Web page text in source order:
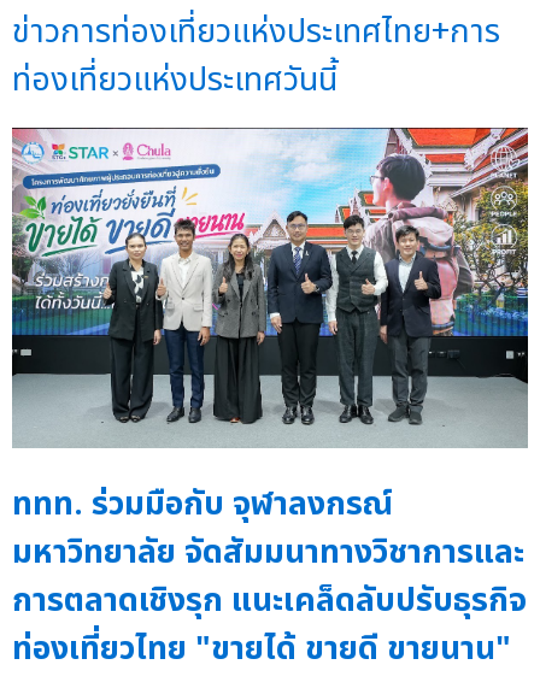
ข่าวการท่องเที่ยวแห่งประเทศไทย+การ
ท่องเที่ยวแห่งประเทศวันนี้
ททท. ร่วมมือกับ จุฬาลงกรณ์
มหาวิทยาลัย จัดสัมมนาทางวิชาการและ
การตลาดเชิงรุก แนะเคล็ดลับปรับธุรกิจ
ท่องเที่ยวไทย "ขายได้ ขายดี ขายนาน"